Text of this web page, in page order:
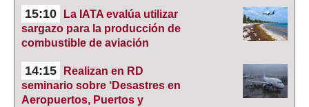
15:10
La IATA evalúa utilizar
sargazo para la producción de
combustible de aviación
14:15
Realizan en RD
seminario sobre ‘Desastres en
Aeropuertos, Puertos y